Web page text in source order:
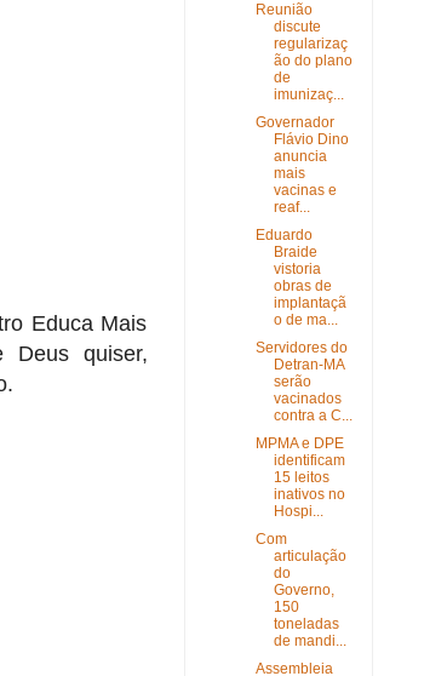
Educa Mais
quiser,
Reunião
discute
regularizaç
ão do plano
de
imunizaç...
Governador
Flávio Dino
anuncia
mais
vacinas e
reaf...
Eduardo
Braide
vistoria
obras de
implantaçã
o de ma...
Servidores do
Detran-MA
serão
vacinados
contra a C...
MPMA e DPE
identificam
15 leitos
inativos no
Hospi...
Com
articulação
do
Governo,
150
toneladas
de mandi...
Assembleia